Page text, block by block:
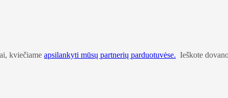
kviečiame apsilankyti mūsų partnerių parduotuvėse. Ieškote